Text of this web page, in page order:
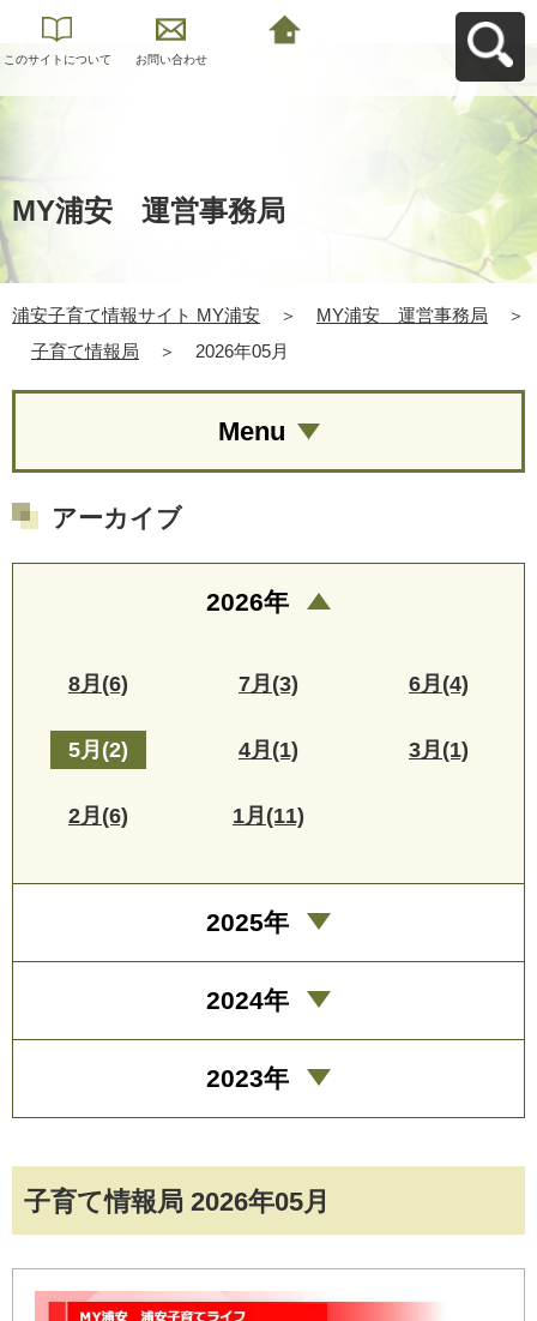
このサイトについて お問い合わせ
MY浦安 運営事務局
浦安子育て情報サイト MY浦安 ＞ MY浦安 運営事務局
＞
子育て情報局
＞ 2026年05月
子育て情報局 2026年05月
Menu
アーカイブ
2026年
8月(6) 7月(3) 6月(4)
5月(2) 4月(1) 3月(1)
2月(6) 1月(11)
2025年
2024年
2023年